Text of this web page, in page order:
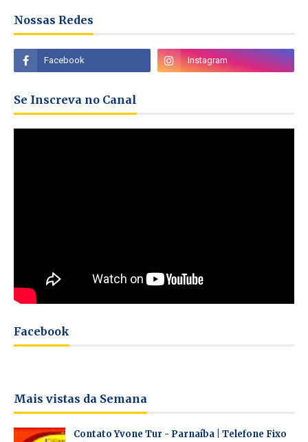
Nossas Redes
Se Inscreva no Canal
Facebook
Mais vistas da Semana
Contato Yvone Tur - Parnaíba | Telefone Fixo